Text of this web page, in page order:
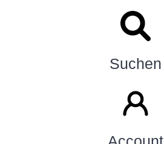
Suchen